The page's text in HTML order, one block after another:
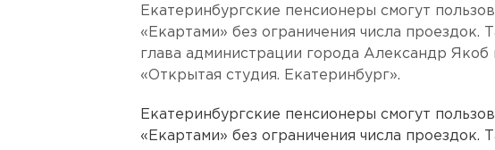
Екатеринбургские пенсионеры смогут
«Екартами» без ограничения числа проездок.
глава администрации города Александр
«Открытая студия. Екатеринбург».
Екатеринбургские пенсионеры смогут
«Екартами» без ограничения числа проездок.